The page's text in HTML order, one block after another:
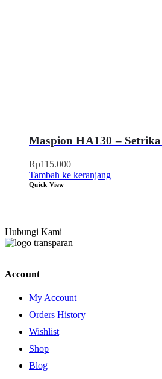
Maspion HA130 –
Rp115.000
Tambah ke keranjang
Quick View
Hubungi Kami
Account
My Account
Orders History
Wishlist
Shop
Blog